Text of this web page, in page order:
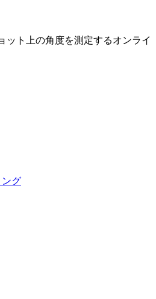
ット上の角度を測定するオンライ
ング